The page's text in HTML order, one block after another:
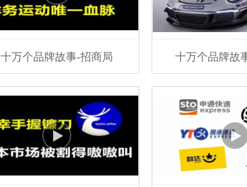
十万个品牌故事-招商局 十万个品牌故